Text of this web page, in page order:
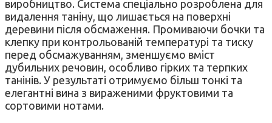
виробництво. Система спеціально розроблена для
видалення таніну, що лишається на поверхні
деревини після обсмаження. Промиваючи бочки та
клепку при контрольованій температурі та тиску
перед обсмажуванням, зменшуємо вміст
дубильних речовин, особливо гірких та терпких
танінів. У результаті отримуємо більш тонкі та
елегантні вина з вираженими фруктовими та
сортовими нотами.